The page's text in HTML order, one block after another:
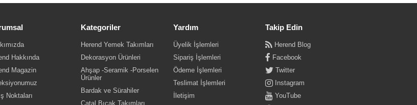
Hakkında
Magazin
Noktaları
Kategoriler
Herend Yemek Takımları
Dekorasyon Ürünleri
Ahşap -Seramik -Porselen
Ürünler
Bardak ve Sürahiler
Çatal Bıçak Takımları
Yardım
Üyelik İşlemleri
Sipariş İşlemleri
Ödeme İşlemleri
Teslimat İşlemleri
İletişim
Takip Edin
Herend Blog
Facebook
Twitter
Instagram
YouTube